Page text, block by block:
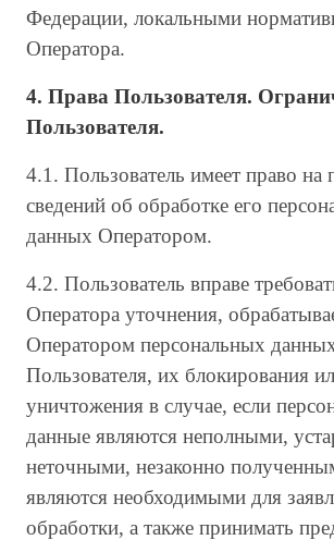
Федерации, локальными
Оператора.
4. Права Пользователя.
Пользователя.
4.1. Пользователь имеет право на
сведений об обработке его
данных Оператором.
4.2. Пользователь вправе
Оператора уточнения,
Оператором персональных
Пользователя, их блокирования
уничтожения в случае, если
данные являются неполными,
неточными, незаконно
являются необходимыми для
обработки, а также принимать